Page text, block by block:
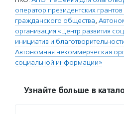
оператор президентских
гражданского общества,
организация «Центр развития
инициатив и
Автономная некоммерческая
социальной информации»
Узнайте больше в